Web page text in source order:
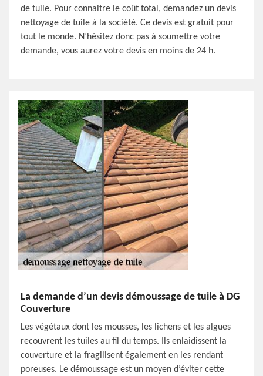
de tuile. Pour connaitre le coût total, demandez un devis
nettoyage de tuile à la société. Ce devis est gratuit pour
tout le monde. N’hésitez donc pas à soumettre votre
demande, vous aurez votre devis en moins de 24 h.
La demande d’un devis démoussage de tuile à DG
Couverture
Les végétaux dont les mousses, les lichens et les algues
recouvrent les tuiles au fil du temps. Ils enlaidissent la
couverture et la fragilisent également en les rendant
poreuses. Le démoussage est un moyen d’éviter cette